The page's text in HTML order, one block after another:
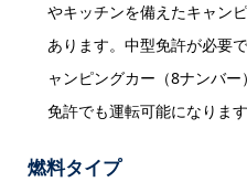
やキッチンを備えたキャン
あります。中型免許が必要
ャンピングカー（8ナンバ
免許でも運転可能になります
燃料タイプ